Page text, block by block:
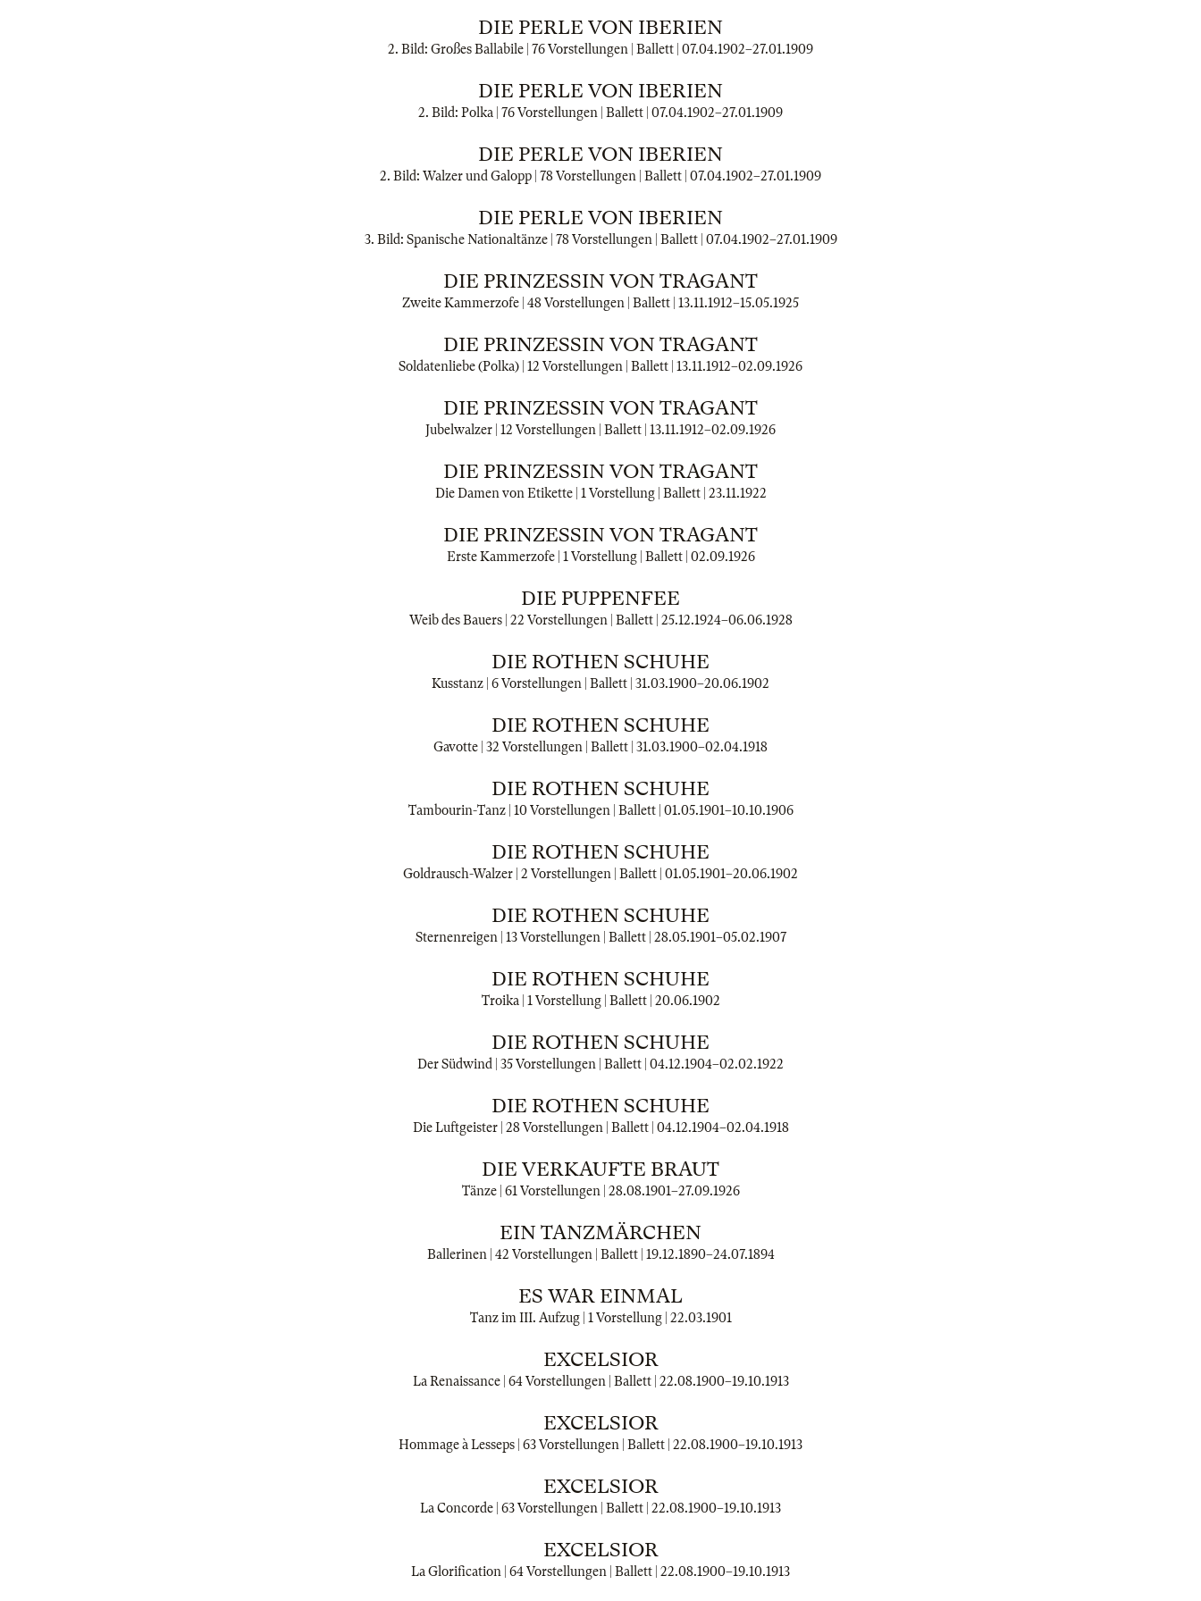
DIE PERLE VON IBERIEN
2. Bild: Großes Ballabile | 76 Vorstellungen | Ballett | 07.04.1902–27.01.1909
DIE PERLE VON IBERIEN
2. Bild: Polka | 76 Vorstellungen | Ballett | 07.04.1902–27.01.1909
DIE PERLE VON IBERIEN
2. Bild: Walzer und Galopp | 78 Vorstellungen | Ballett | 07.04.1902–27.01.1909
DIE PERLE VON IBERIEN
3. Bild: Spanische Nationaltänze | 78 Vorstellungen | Ballett | 07.04.1902–27.01.1909
DIE PRINZESSIN VON TRAGANT
Zweite Kammerzofe | 48 Vorstellungen | Ballett | 13.11.1912–15.05.1925
DIE PRINZESSIN VON TRAGANT
Soldatenliebe (Polka) | 12 Vorstellungen | Ballett | 13.11.1912–02.09.1926
DIE PRINZESSIN VON TRAGANT
Jubelwalzer | 12 Vorstellungen | Ballett | 13.11.1912–02.09.1926
DIE PRINZESSIN VON TRAGANT
Die Damen von Etikette | 1 Vorstellung | Ballett | 23.11.1922
DIE PRINZESSIN VON TRAGANT
Erste Kammerzofe | 1 Vorstellung | Ballett | 02.09.1926
DIE PUPPENFEE
Weib des Bauers | 22 Vorstellungen | Ballett | 25.12.1924–06.06.1928
DIE ROTHEN SCHUHE
Kusstanz | 6 Vorstellungen | Ballett | 31.03.1900–20.06.1902
DIE ROTHEN SCHUHE
Gavotte | 32 Vorstellungen | Ballett | 31.03.1900–02.04.1918
DIE ROTHEN SCHUHE
Tambourin-Tanz | 10 Vorstellungen | Ballett | 01.05.1901–10.10.1906
DIE ROTHEN SCHUHE
Goldrausch-Walzer | 2 Vorstellungen | Ballett | 01.05.1901–20.06.1902
DIE ROTHEN SCHUHE
Sternenreigen | 13 Vorstellungen | Ballett | 28.05.1901–05.02.1907
DIE ROTHEN SCHUHE
Troika | 1 Vorstellung | Ballett | 20.06.1902
DIE ROTHEN SCHUHE
Der Südwind | 35 Vorstellungen | Ballett | 04.12.1904–02.02.1922
DIE ROTHEN SCHUHE
Die Luftgeister | 28 Vorstellungen | Ballett | 04.12.1904–02.04.1918
DIE VERKAUFTE BRAUT
Tänze | 61 Vorstellungen | 28.08.1901–27.09.1926
EIN TANZMÄRCHEN
Ballerinen | 42 Vorstellungen | Ballett | 19.12.1890–24.07.1894
ES WAR EINMAL
Tanz im III. Aufzug | 1 Vorstellung | 22.03.1901
EXCELSIOR
La Renaissance | 64 Vorstellungen | Ballett | 22.08.1900–19.10.1913
EXCELSIOR
Hommage à Lesseps | 63 Vorstellungen | Ballett | 22.08.1900–19.10.1913
EXCELSIOR
La Concorde | 63 Vorstellungen | Ballett | 22.08.1900–19.10.1913
EXCELSIOR
La Glorification | 64 Vorstellungen | Ballett | 22.08.1900–19.10.1913